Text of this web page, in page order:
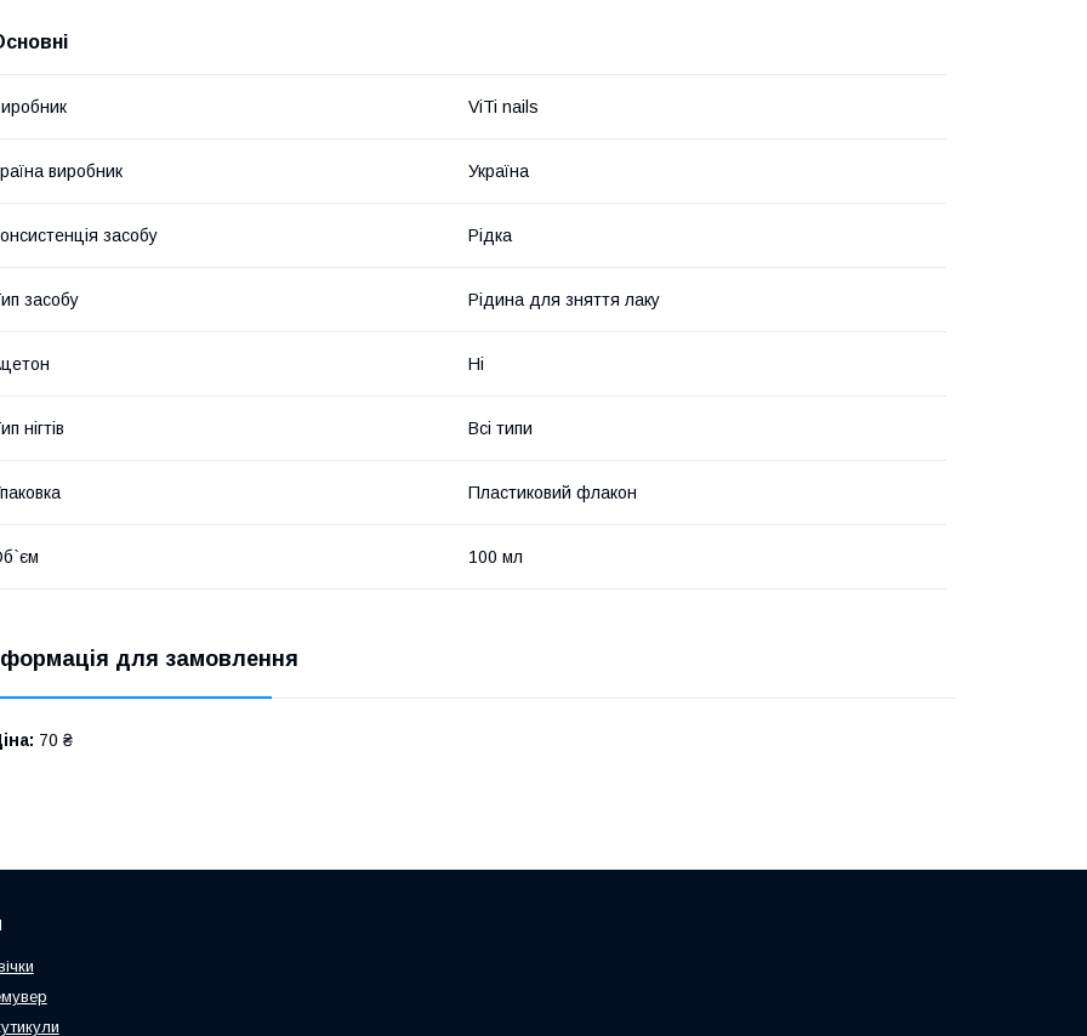
ViTi nails
виробник Україна
засобу Рідка
засобу Рідина для зняття лаку
Ні
нігтів Всі типи
Пластиковий флакон
100 мл
для замовлення
70 ₴